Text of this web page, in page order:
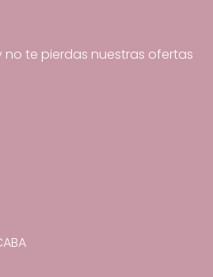
no te pierdas nuestras ofertas